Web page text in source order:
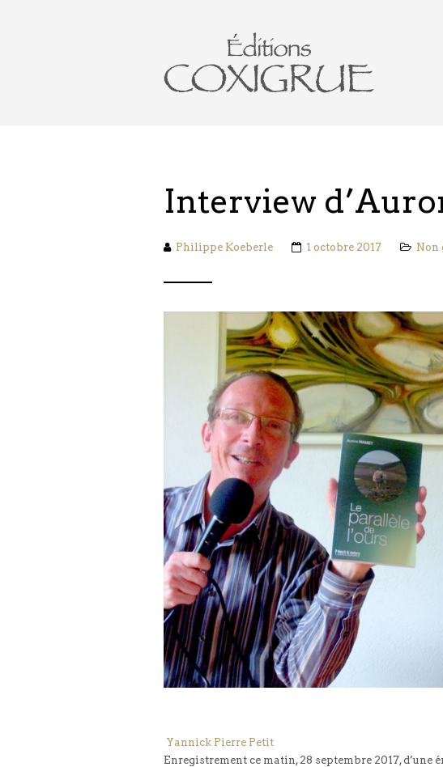
Interview
Philippe Koeberle 1 octobre 2017 Non
Yannick Pierre Petit
Enregistrement ce matin, 28 septembre 2017, d’une